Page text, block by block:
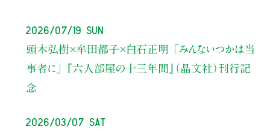
2026/07/19 Sun
頭木弘樹×牟田都子×白石正明 「みんないつかは当
事者に」 『六人部屋の十三年間』（晶文社）刊行記
念
2026/03/07 Sat